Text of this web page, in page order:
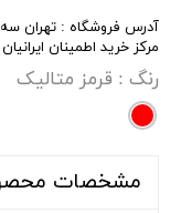
آدرس فروشگاه : تهران سه
مرکز خرید اطمینان ایرانیان ، پ 1317 فروشگاه
رنگ : قرمز متالیک
مشخصات